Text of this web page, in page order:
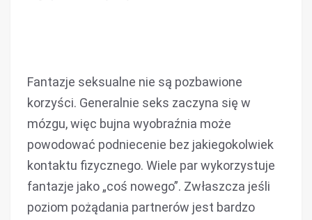
Fantazje seksualne nie są pozbawione
korzyści. Generalnie seks zaczyna się w
mózgu, więc bujna wyobraźnia może
powodować podniecenie bez jakiegokolwiek
kontaktu fizycznego. Wiele par wykorzystuje
fantazje jako „coś nowego”. Zwłaszcza jeśli
poziom pożądania partnerów jest bardzo